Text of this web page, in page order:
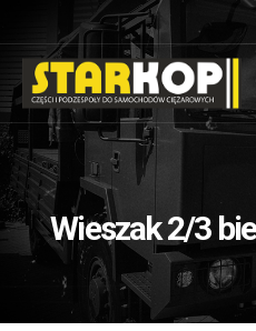
Wieszak 2/3